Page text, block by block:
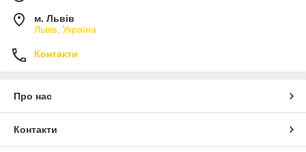
м. Львів
Львів, Україна
Контакти
Про нас
Контакти